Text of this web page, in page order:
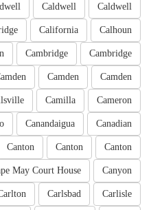
Caldwell
Caldwell
Calhoun
California
Cambridge
Cambridge
Camden
Camden
Cameron
Camilla
Canadian
Canandaigua
Canton
Canton
Canton
Canyon
May Court House
Carlisle
Carlsbad